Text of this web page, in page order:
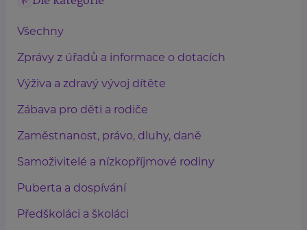
Všechny
Zprávy z úřadů a informace o dotacích
Výživa a zdravý vývoj dítěte
Zábava pro děti a rodiče
Zaměstnanost, právo, dluhy, daně
Samoživitelé a nízkopříjmové rodiny
Puberta a dospívání
Předškoláci a školáci